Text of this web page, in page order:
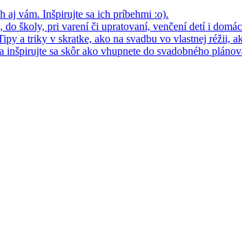
vám. Inšpirujte sa ich príbehmi :o).
do školy, pri varení či upratovaní, venčení detí i
a triky v skratke, ako na svadbu vo vlastnej réžii,
sa skôr ako vhupnete do svadobného